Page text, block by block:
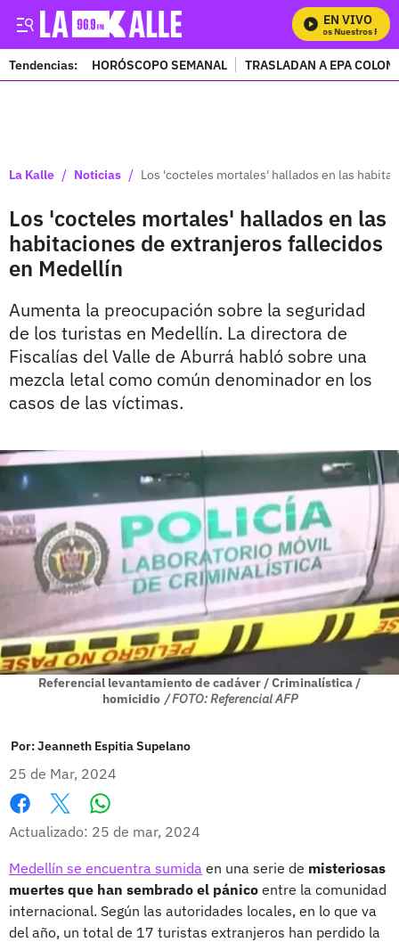
EN VIVO
Mira Todos Nuestros
Tendencias: HORÓSCOPO SEMANAL TRASLADAN A EPA
La Kalle / Noticias / Los 'cocteles mortales' hallados en las
Los 'cocteles mortales' hallados en las
habitaciones de extranjeros fallecidos
en Medellín
Aumenta la preocupación sobre la seguridad
de los turistas en Medellín. La directora de
Fiscalías del Valle de Aburrá habló sobre una
mezcla letal como común denominador en los
casos de las víctimas.
Referencial levantamiento de cadáver / Criminalística /
homicidio / FOTO: Referencial AFP
Por:Jeanneth Espitia Supelano
25 de Mar, 2024
Facebook
X
Actualizado: 25 de mar, 2024
Medellín se encuentra sumida en una serie de misteriosas
muertes que han sembrado el pánico entre la comunidad
internacional. Según las autoridades locales, en lo que va
del año, un total de 17 turistas extranjeros han perdido la